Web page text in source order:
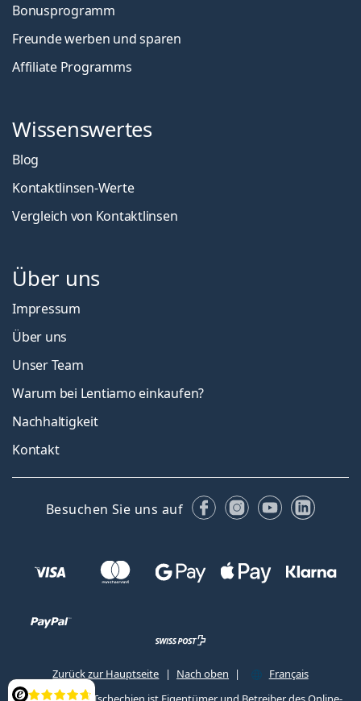
Bonusprogramm
Freunde werben und sparen
Affiliate Programms
Wissenswertes
Blog
Kontaktlinsen-Werte
Vergleich von Kontaktlinsen
Über uns
Impressum
Über uns
Unser Team
Warum bei Lentiamo einkaufen?
Nachhaltigkeit
Kontakt
Besuchen Sie uns auf FacebookInstagram
YouTube
Zurück zur Hauptseite Nach oben
Français